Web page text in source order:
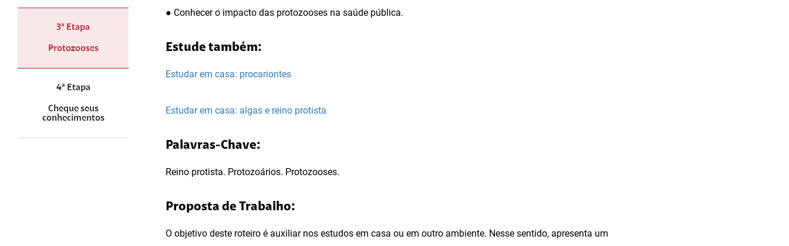
3ª Etapa
Protozooses
4ª Etapa
Cheque seus
conhecimentos
● Conhecer o impacto das protozooses na saúde pública.
Estude também:
Estudar em casa: procariontes
Estudar em casa: algas e reino protista
Palavras-Chave:
Reino protista. Protozoários. Protozooses.
Proposta de Trabalho:
O objetivo deste roteiro é auxiliar nos estudos em casa ou em outro ambiente. Nesse sentido, apresenta um